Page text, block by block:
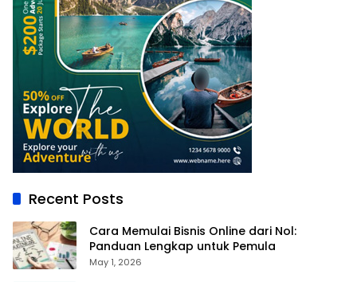
Recent Posts
Cara Memulai Bisnis Online dari Nol:
Panduan Lengkap untuk Pemula
May 1, 2026